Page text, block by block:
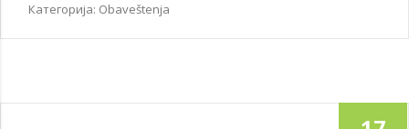
Категорија: Obaveštenja